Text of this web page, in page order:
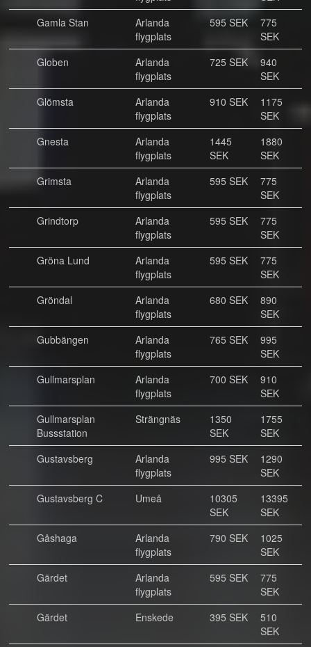
Gamla Stan
Arlanda
flygplats
595 SEK
775
SEK
Globen
Arlanda
flygplats
725 SEK
940
SEK
Glömsta
Arlanda
flygplats
910 SEK
1175
SEK
Gnesta
Arlanda
flygplats
1445
SEK
1880
SEK
Grimsta
Arlanda
flygplats
595 SEK
775
SEK
Grindtorp
Arlanda
flygplats
595 SEK
775
SEK
Gröna Lund
Arlanda
flygplats
595 SEK
775
SEK
Gröndal
Arlanda
flygplats
680 SEK
890
SEK
Gubbängen
Arlanda
flygplats
765 SEK
995
SEK
Gullmarsplan
Arlanda
flygplats
700 SEK
910
SEK
Gullmarsplan
Bussstation
Strängnäs
1350
SEK
1755
SEK
Gustavsberg
Arlanda
flygplats
995 SEK
1290
SEK
Gustavsberg C
Umeå
10305
SEK
13395
SEK
Gåshaga
Arlanda
flygplats
790 SEK
1025
SEK
Gärdet
Arlanda
flygplats
595 SEK
775
SEK
Gärdet
Enskede 395 SEK
510
SEK